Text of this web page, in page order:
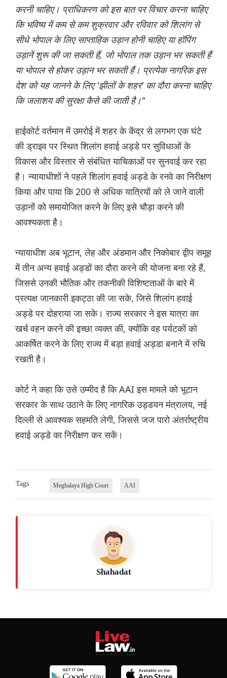
करनी चाहिए। प्राधिकरण को इस बात पर विचार करना चाहिए
कि भविष्य में कम से कम शुक्रवार और रविवार को शिलांग से
सीधे भोपाल के लिए साप्ताहिक उड़ान होनी चाहिए या हॉपिंग
उड़ानें शुरू की जा सकती हैं, जो भोपाल तक उड़ान भर सकती हैं
या भोपाल से होकर उड़ान भर सकती हैं। प्रत्येक नागरिक इस
देश को यह जानने के लिए 'झीलों के शहर' का दौरा करना चाहिए
कि जलाशय की सुरक्षा कैसे की जाती है।"
हाईकोर्ट वर्तमान में उमरोई में शहर के केंद्र से लगभग एक घंटे
की ड्राइव पर स्थित शिलांग हवाई अड्डे पर सुविधाओं के
विकास और विस्तार से संबंधित याचिकाओं पर सुनवाई कर रहा
है। न्यायाधीशों ने पहले शिलांग हवाई अड्डे के रनवे का निरीक्षण
किया और पाया कि 200 से अधिक यात्रियों को ले जाने वाली
उड़ानों को समायोजित करने के लिए इसे चौड़ा करने की
आवश्यकता है।
न्यायाधीश अब भूटान, लेह और अंडमान और निकोबार द्वीप समूह
में तीन अन्य हवाई अड्डों का दौरा करने की योजना बना रहे हैं,
जिससे उनकी भौतिक और तकनीकी विशिष्टताओं के बारे में
प्रत्यक्ष जानकारी इकट्ठा की जा सके, जिसे शिलांग हवाई
अड्डे पर दोहराया जा सके। राज्य सरकार ने इस यात्रा का
खर्च वहन करने की इच्छा व्यक्त की, क्योंकि वह पर्यटकों को
आकर्षित करने के लिए राज्य में बड़ा हवाई अड्डा बनाने में रुचि
रखती है।
कोर्ट ने कहा कि उसे उम्मीद है कि AAI इस मामले को भूटान
सरकार के साथ उठाने के लिए नागरिक उड्डयन मंत्रालय, नई
दिल्ली से आवश्यक सहमति लेगी, जिससे जज पारो अंतर्राष्ट्रीय
हवाई अड्डे का निरीक्षण कर सकें।
Tags Meghalaya High Court AAI
Shahadat